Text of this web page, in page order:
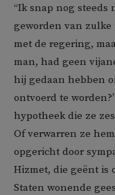
“Ik snap nog steeds
geworden van
met de regering,
man, had geen
hij gedaan hebben
ontvoerd te
hypotheek die ze
Of verwarren ze
opgericht door
Hizmet, die geënt is
Staten wonende